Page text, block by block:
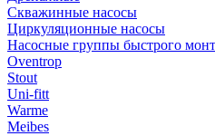
Скважинные насосы
Циркуляционные насосы
Насосные группы быстрого
Oventrop
Stout
Uni-fitt
Warme
Meibes